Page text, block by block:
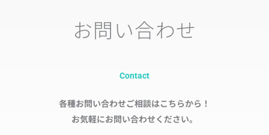
お問い合わせ
Contact
各種お問い合わせご相談はこちらから！
お気軽にお問い合わせください。